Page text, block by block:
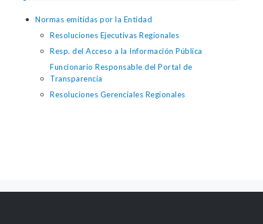
Normas emitidas por la Entidad
Resoluciones Ejecutivas Regionales
Resp. del Acceso a la Información Pública
Funcionario Responsable del Portal de
Transparencia
Resoluciones Gerenciales Regionales